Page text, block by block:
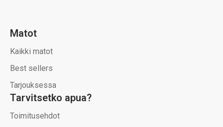
Matot
Kaikki matot
Best sellers
Tarjouksessa
Tarvitsetko apua?
Toimitusehdot